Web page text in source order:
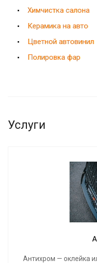
Химчистка салона
Керамика на авто
Цветной автовинил
Полировка фар
Услуги
Антихром — оклейка